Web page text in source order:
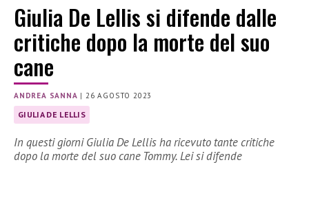
Giulia De Lellis si difende dalle
critiche dopo la morte del suo
cane
ANDREA SANNA |26 AGOSTO 2023
GIULIA DE LELLIS
In questi giorni Giulia De Lellis ha ricevuto tante critiche
dopo la morte del suo cane Tommy. Lei si difende